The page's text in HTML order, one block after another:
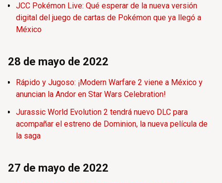
JCC Pokémon Live: Qué esperar de la nueva versión
digital del juego de cartas de Pokémon que ya llegó a
México
28 de mayo de 2022
Rápido y Jugoso: ¡Modern Warfare 2 viene a México y
anuncian la Andor en Star Wars Celebration!
Jurassic World Evolution 2 tendrá nuevo DLC para
acompañar el estreno de Dominion, la nueva película de
la saga
27 de mayo de 2022